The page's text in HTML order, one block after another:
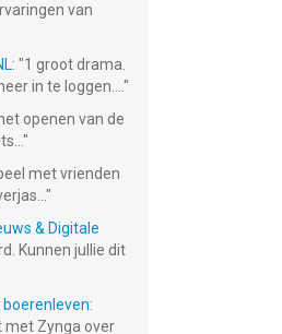
van
: "1 groot drama.
in te loggen.... "
openen van de
"
met vrienden
"
& Digitale
Kunnen jullie dit
boerenleven:
met Zynga over